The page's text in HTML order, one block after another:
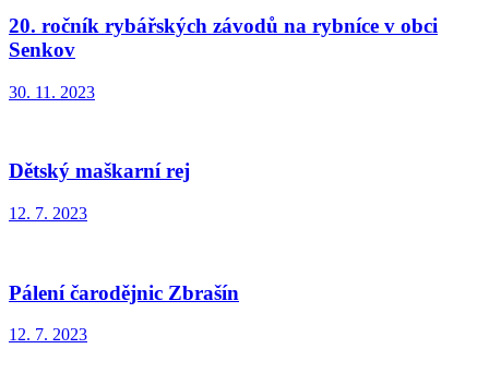
20. ročník rybářských závodů na rybníce v obci
Senkov
30. 11. 2023
Dětský maškarní rej
12. 7. 2023
Pálení čarodějnic Zbrašín
12. 7. 2023